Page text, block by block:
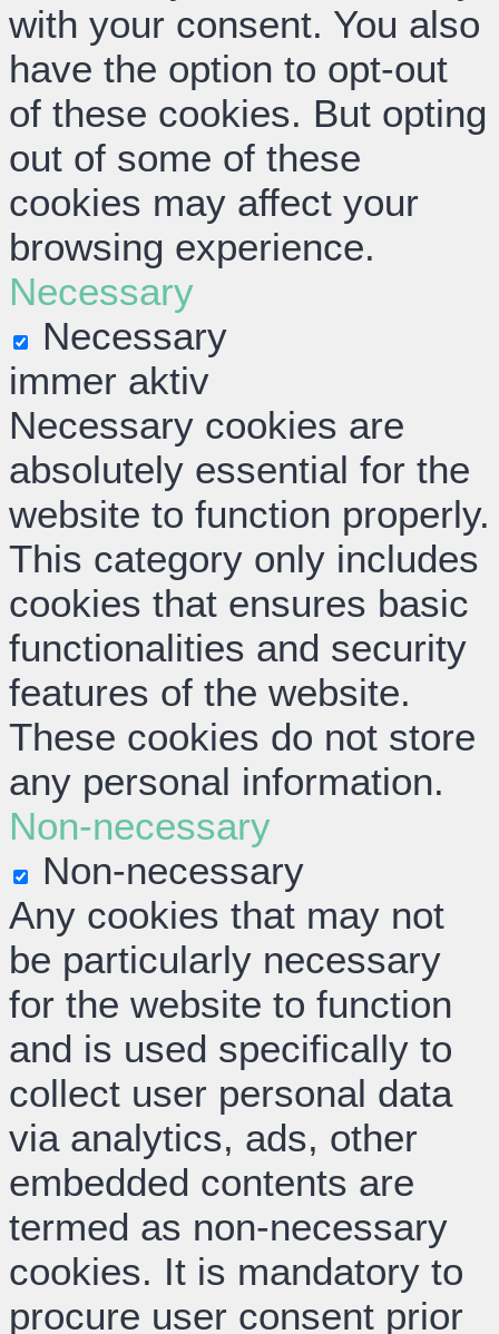
with your consent. You also
have the option to opt-out
of these cookies. But opting
out of some of these
cookies may affect your
browsing experience.
Necessary
Necessary
immer aktiv
Necessary cookies are
absolutely essential for the
website to function properly.
This category only includes
cookies that ensures basic
functionalities and security
features of the website.
These cookies do not store
any personal information.
Non-necessary
Non-necessary
Any cookies that may not
be particularly necessary
for the website to function
and is used specifically to
collect user personal data
via analytics, ads, other
embedded contents are
termed as non-necessary
cookies. It is mandatory to
procure user consent prior